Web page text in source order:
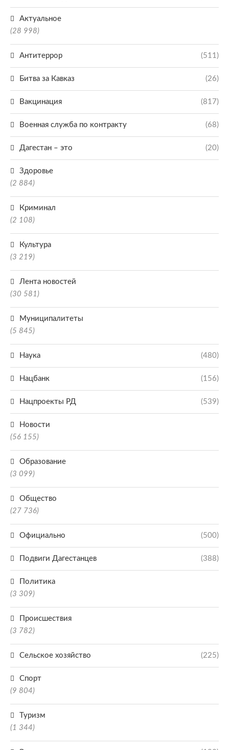
Актуальное
(28 998)
Антитеррор (511)
Битва за Кавказ (26)
Вакцинация (817)
Военная служба по контракту (68)
Дагестан – это (20)
Здоровье
(2 884)
Криминал
(2 108)
Культура
(3 219)
Лента новостей
(30 581)
Муниципалитеты
(5 845)
Наука (480)
Нацбанк (156)
Нацпроекты РД (539)
Новости
(56 155)
Образование
(3 099)
Общество
(27 736)
Официально (500)
Подвиги Дагестанцев (388)
Политика
(3 309)
Происшествия
(3 782)
Сельское хозяйство (225)
Спорт
(9 804)
Туризм
(1 344)